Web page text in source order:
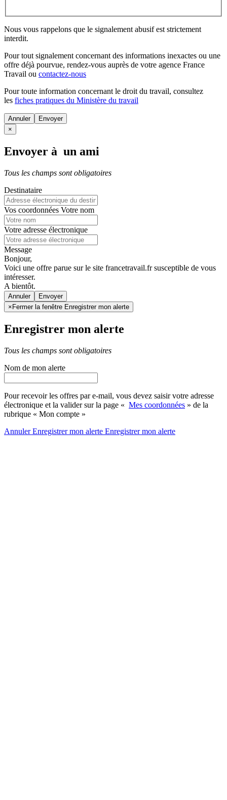
Nous vous rappelons que le signalement abusif est strictement
interdit.
Pour tout signalement concernant des informations inexactes ou une
offre déjà pourvue, rendez-vous auprès de votre agence France
Travail ou contactez-nous
Pour toute information concernant le droit du travail, consultez
les fiches pratiques du Ministère du travail
Annuler
×
Envoyer à un ami
Tous les champs sont obligatoires
Destinataire
Vos coordonnées Votre nom
Votre adresse électronique
Message
Bonjour,
Voici une offre parue sur le site francetravail.fr susceptible de vous
intéresser.
A bientôt.
Annuler
× Fermer la fenêtre Enregistrer mon alerte
Enregistrer mon alerte
Tous les champs sont obligatoires
Nom de mon alerte
Pour recevoir les offres par e-mail, vous devez saisir votre adresse
électronique et la valider sur la page « Mes coordonnées » de la
rubrique « Mon compte »
AnnulerEnregistrer mon alerte Enregistrermon alerte